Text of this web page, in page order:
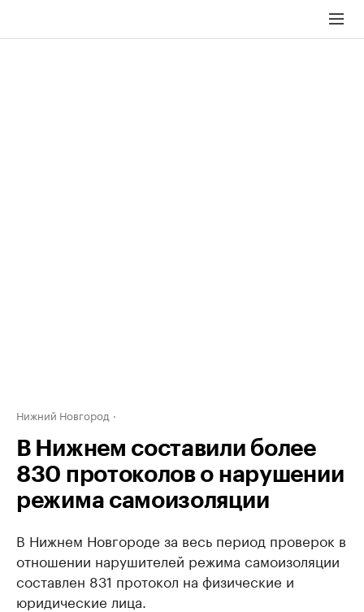
Нижний Новгород
В Нижнем составили более
830 протоколов о нарушении
режима самоизоляции
В Нижнем Новгороде за весь период проверок в
отношении нарушителей режима самоизоляции
составлен 831 протокол на физические и
юридические лица.